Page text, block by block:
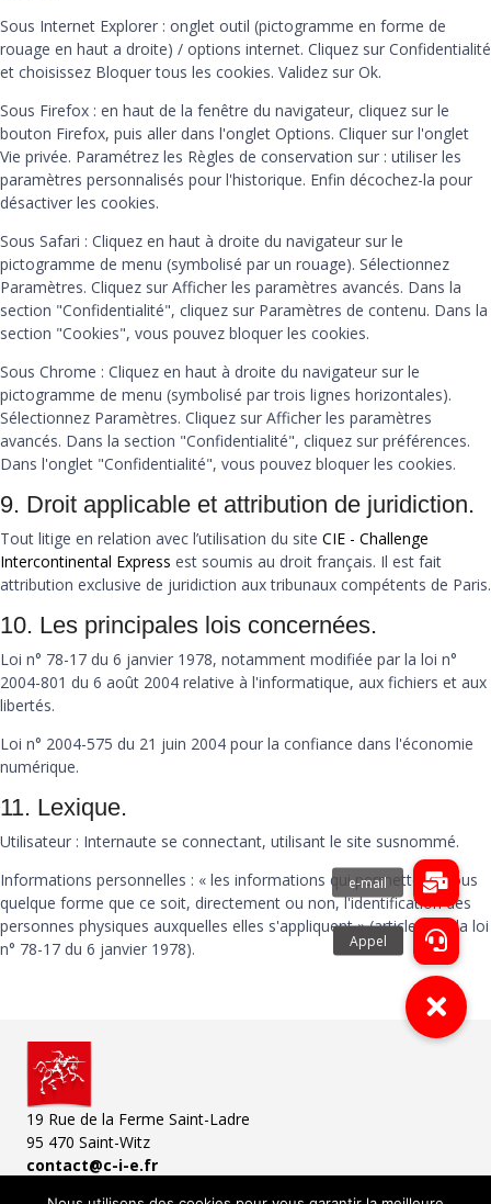
Sous Internet Explorer : onglet outil (pictogramme en forme de
rouage en haut a droite) / options internet. Cliquez sur Confidentialité
et choisissez Bloquer tous les cookies. Validez sur Ok.
Sous Firefox : en haut de la fenêtre du navigateur, cliquez sur le
bouton Firefox, puis aller dans l'onglet Options. Cliquer sur l'onglet
Vie privée. Paramétrez les Règles de conservation sur : utiliser les
paramètres personnalisés pour l'historique. Enfin décochez-la pour
désactiver les cookies.
Sous Safari : Cliquez en haut à droite du navigateur sur le
pictogramme de menu (symbolisé par un rouage). Sélectionnez
Paramètres. Cliquez sur Afficher les paramètres avancés. Dans la
section "Confidentialité", cliquez sur Paramètres de contenu. Dans la
section "Cookies", vous pouvez bloquer les cookies.
Sous Chrome : Cliquez en haut à droite du navigateur sur le
pictogramme de menu (symbolisé par trois lignes horizontales).
Sélectionnez Paramètres. Cliquez sur Afficher les paramètres
avancés. Dans la section "Confidentialité", cliquez sur préférences.
Dans l'onglet "Confidentialité", vous pouvez bloquer les cookies.
9. Droit applicable et attribution de juridiction.
Tout litige en relation avec l’utilisation du site CIE - Challenge
Intercontinental Express est soumis au droit français. Il est fait
attribution exclusive de juridiction aux tribunaux compétents de Paris.
10. Les principales lois concernées.
Loi n° 78-17 du 6 janvier 1978, notamment modifiée par la loi n°
2004-801 du 6 août 2004 relative à l'informatique, aux fichiers et aux
libertés.
Loi n° 2004-575 du 21 juin 2004 pour la confiance dans l'économie
numérique.
11. Lexique.
Utilisateur : Internaute se connectant, utilisant le site susnommé.
Informations personnelles : « les informations qui permettent, sous
quelque forme que ce soit, directement ou non, l'identification des
personnes physiques auxquelles elles s'appliquent » (article 4 de la loi
n° 78-17 du 6 janvier 1978).
19 Rue de la Ferme Saint-Ladre
95 470 Saint-Witz
contact@c-i-e.fr